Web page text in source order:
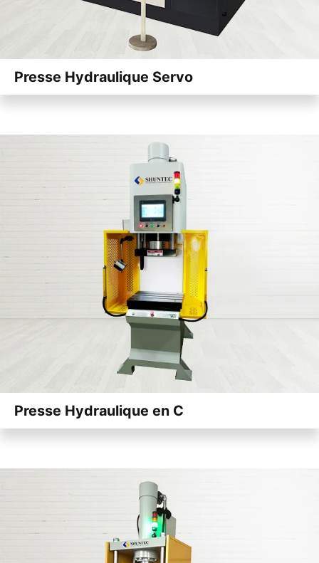
Presse Hydraulique Servo
Presse Hydraulique en C